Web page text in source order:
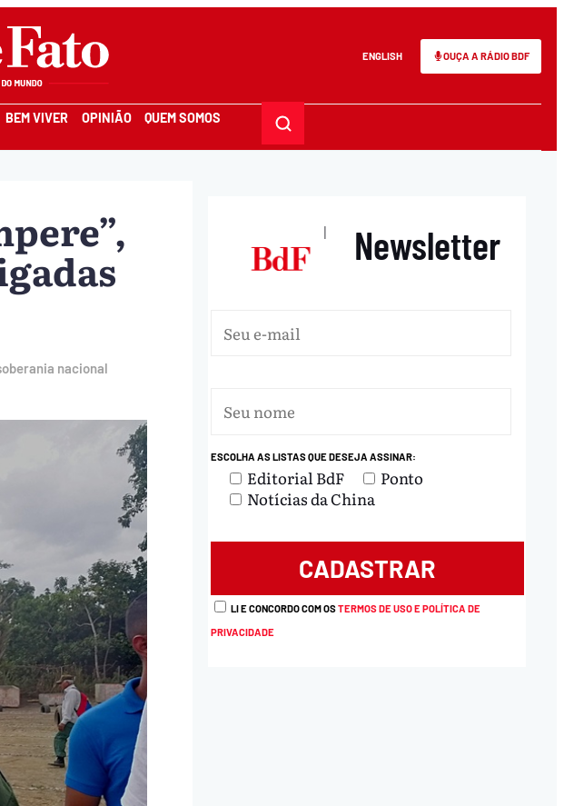
ENGLISH OUÇA A RÁDIO BDF
BEM VIVER OPINIÃO QUEM SOMOS
nacional
| Newsletter
ESCOLHA AS LISTAS QUE DESEJA ASSINAR:
Editorial BdF
Ponto
Notícias da China
LI E CONCORDO COM OSTERMOS DE USO E POLÍTICA DE
PRIVACIDADE